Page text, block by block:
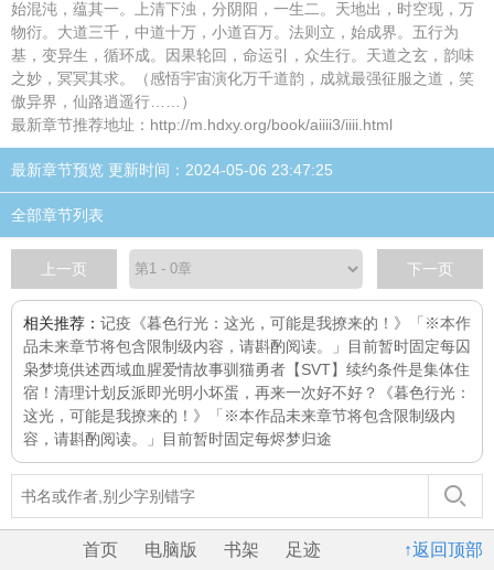
始混沌，蕴其一。上清下浊，分阴阳，一生二。天地出，时空现，万
物衍。大道三千，中道十万，小道百万。法则立，始成界。五行为
基，变异生，循环成。因果轮回，命运引，众生行。天道之玄，韵味
之妙，冥冥其求。（感悟宇宙演化万千道韵，成就最强征服之道，笑
傲异界，仙路逍遥行……）
最新章节推荐地址：http://m.hdxy.org/book/aiiii3/iiii.html
最新章节预览 更新时间：2024-05-06 23:47:25
全部章节列表
上一页 下一页
相关推荐： 记疫 《暮色行光：这光，可能是我撩来的！》「※本作
品未来章节将包含限制级内容，请斟酌阅读。」目前暂时固定每囚
枭梦境供述西域血腥爱情故事驯猫勇者 【SVT】续约条件是集体住
宿！ 清理计划 反派即光明小坏蛋，再来一次好不好？
《暮色行光：
这光，可能是我撩来的！》「※本作品未来章节将包含限制级内
容，请斟酌阅读。」目前暂时固定每烬梦归途
↑返回顶部
首页 电脑版 书架 足迹